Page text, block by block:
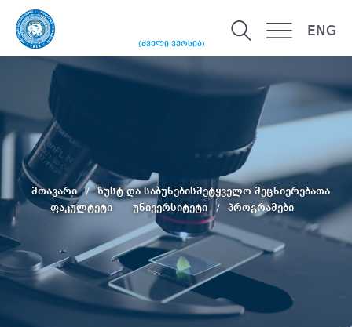
(ძველი ვერსია)
ENG
მთავარი
ზუსტ და საბუნებისმეტყველო მეცნიერებათა
ფაკულტეტი
უნივერსიტეტი პროგრამები